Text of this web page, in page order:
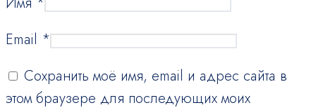
Email *
Сохранить моё имя, email и адрес сайта в
этом браузере для последующих моих